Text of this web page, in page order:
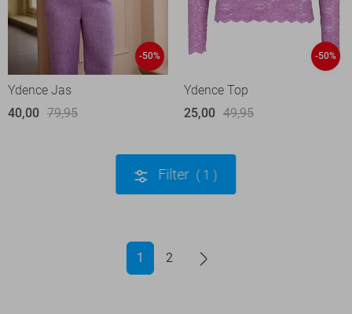
-50%
Ydence Jas
40,00 79,95
-50%
Ydence Top
25,00 49,95
Filter 1
1 2